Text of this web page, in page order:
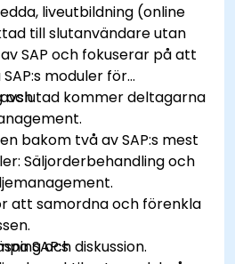
liveutbildning (online
till slutanvändare utan
SAP och fokuserar på att
moduler för
och
kommer deltagarna
bakom två av SAP:s mest
Säljorderbehandling och
att samordna och förenkla
SAP:s
och diskussion.